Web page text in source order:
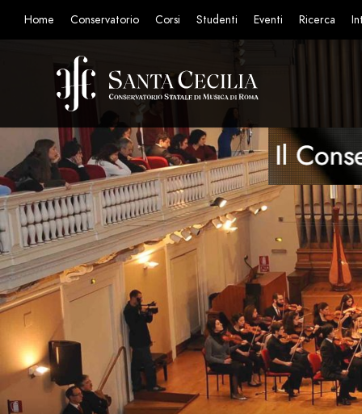
Home Conservatorio Corsi Studenti Eventi Ricerca